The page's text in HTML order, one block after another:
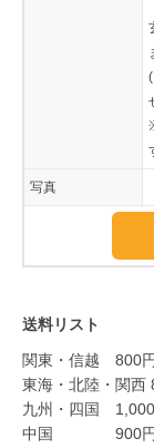
写真
送料リスト
関東・信越
800円
東海・北陸・関西
九州・四国
1,000
中国
900円